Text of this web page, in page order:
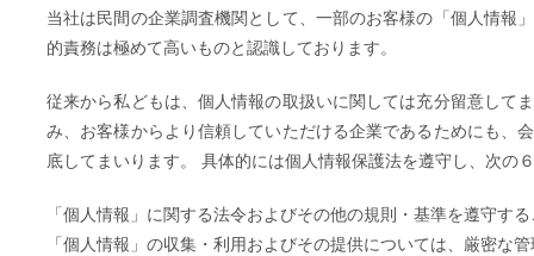
当社は民間の企業調査機関として、一部のお客様の「個人情報
的責務は極めて高いものと認識しております。
従来から私どもは、個人情報の取扱いに関しては充分留意して
み、お客様からより信頼していただける企業であるためにも、
底してまいります。 具体的には個人情報保護法を遵守し、次の
「個人情報」に関する法令およびその他の規則・基準を遵守す
「個人情報」の収集・利用およびその提供については、厳密な